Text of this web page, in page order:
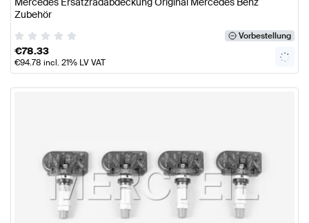
Zubehör
Vorbestellung
€78.33
€94.78 incl. 21% LV VAT